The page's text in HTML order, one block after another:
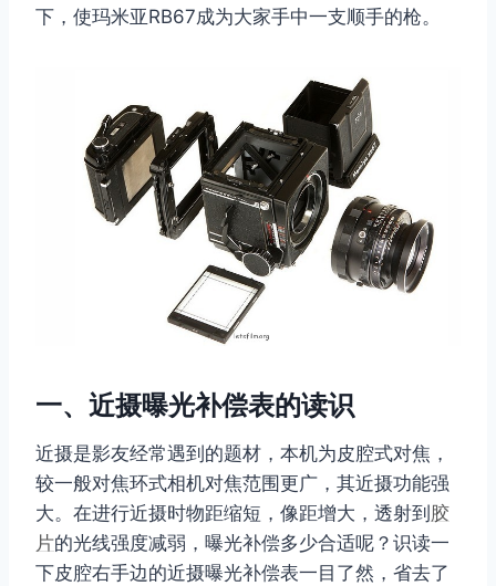
下，使玛米亚RB67成为大家手中一支顺手的枪。
一、近摄曝光补偿表的读识
近摄是影友经常遇到的题材，本机为皮腔式对焦，
较一般对焦环式相机对焦范围更广，其近摄功能强
大。在进行近摄时物距缩短，像距增大，透射到 胶
片的光线强度减弱，曝光补偿多少合适呢？识读一
下皮腔右手边的近摄曝光补偿表一目了然，省去了